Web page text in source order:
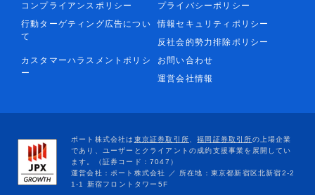
コンプライアンスポリシー
プライバシーポリシー
行動ターゲティング広告につい
て
情報セキュリティポリシー
反社会的勢力排除ポリシー
カスタマーハラスメントポリシ
ー
お問い合わせ
運営会社情報